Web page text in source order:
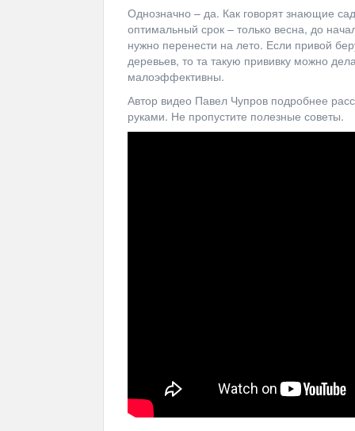
Однозначно – да. Как говорят знающие
оптимальный срок – только весна, до
нужно перенести на лето. Если привой
деревьев, то та такую прививку можно
малоэффективны.
Автор видео Павел Чупров подробнее
руками. Не пропустите полезные советы.